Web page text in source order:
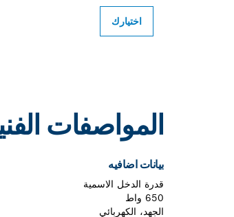
اختيارك
المواصفات
بيانات اضافيه
قدرة الدخل الاسمية
650 واط
الجهد، الكهربائي